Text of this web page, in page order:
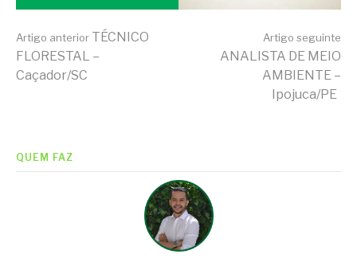
Continue
Artigo anterior TÉCNICO
FLORESTAL –
Caçador/SC
Artigo seguinte
ANALISTA DE MEIO
AMBIENTE –
Ipojuca/PE
QUEM FAZ